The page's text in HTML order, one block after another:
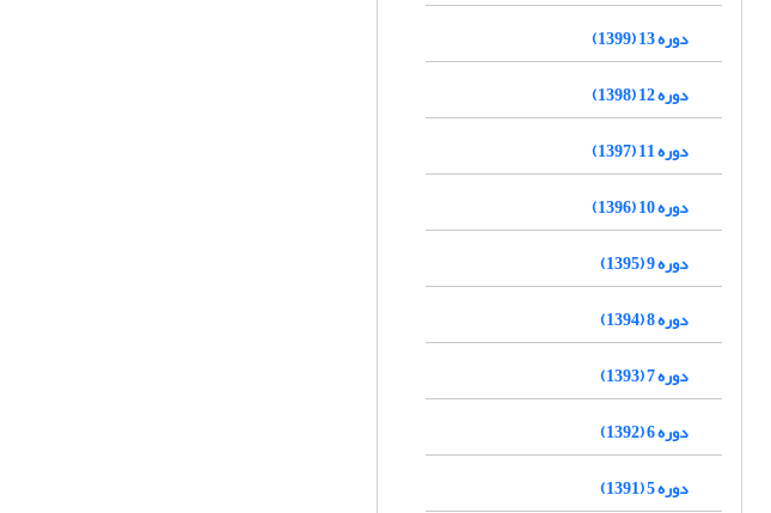
دوره 13 (1399)
دوره 12 (1398)
دوره 11 (1397)
دوره 10 (1396)
دوره 9 (1395)
دوره 8 (1394)
دوره 7 (1393)
دوره 6 (1392)
دوره 5 (1391)